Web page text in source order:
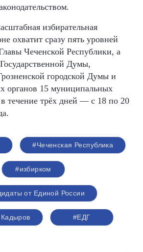
избирательная
охватит сразу пять уровней
Чеченской Республики, а
Думы,
городской Думы и
органов 15 муниципальных
течение трёх дней — с 18 по 20
#Чеченская Республика
#избирком
от Единой России
#ЕДГ